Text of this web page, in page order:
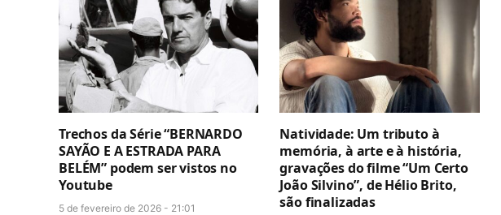
Trechos da Série “BERNARDO
SAYÃO E A ESTRADA PARA
BELÉM” podem ser vistos no
Youtube
5 de fevereiro de 2026 - 21:01
Natividade: Um tributo à
memória, à arte e à história,
gravações do filme “Um Certo
João Silvino”, de Hélio Brito,
são finalizadas